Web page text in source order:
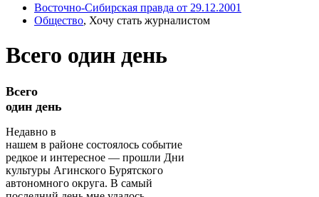
Восточно-Сибирская правда от 29.12.2001
Общество, Хочу стать журналистом
Всего один день
Всего
один день
Недавно в
нашем в районе состоялось событие
редкое и интересное — прошли Дни
культуры Агинского Бурятского
автономного округа. В самый